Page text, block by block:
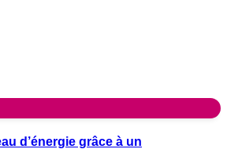
d’énergie grâce à un